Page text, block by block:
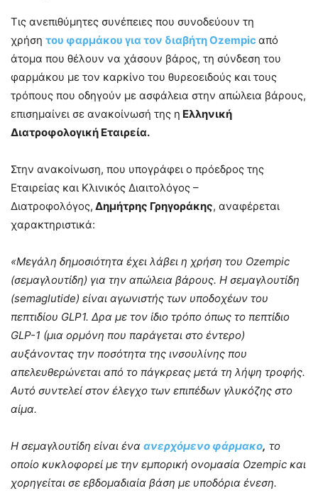
Τις ανεπιθύμητες συνέπειες που συνοδεύουν τη
χρήση του φαρμάκου για τον διαβήτη Ozempic από
άτομα που θέλουν να χάσουν βάρος, τη σύνδεση του
φαρμάκου με τον καρκίνο του θυρεοειδούς και τους
τρόπους που οδηγούν με ασφάλεια στην απώλεια βάρους,
επισημαίνει σε ανακοίνωσή της η Ελληνική
Διατροφολογική Εταιρεία.
Στην ανακοίνωση, που υπογράφει ο πρόεδρος της
Εταιρείας και Κλινικός Διαιτολόγος –
Διατροφολόγος, Δημήτρης Γρηγοράκης, αναφέρεται
χαρακτηριστικά:
«Μεγάλη δημοσιότητα έχει λάβει η χρήση του Ozempic
(σεμαγλουτίδη) για την απώλεια βάρους. Η σεμαγλουτίδη
(semaglutide) είναι αγωνιστής των υποδοχέων του
πεπτιδίου GLP1. Δρα με τον ίδιο τρόπο όπως το πεπτίδιο
GLP-1 (μια ορμόνη που παράγεται στο έντερο)
αυξάνοντας την ποσότητα της ινσουλίνης που
απελευθερώνεται από το πάγκρεας μετά τη λήψη τροφής.
Αυτό συντελεί στον έλεγχο των επιπέδων γλυκόζης στο
αίμα.
H σεμαγλουτίδη είναι ένα ανερχόμενο φάρμακο, το
οποίο κυκλοφορεί με την εμπορική ονομασία Ozempic και
χορηγείται σε εβδομαδιαία βάση με υποδόρια ένεση.